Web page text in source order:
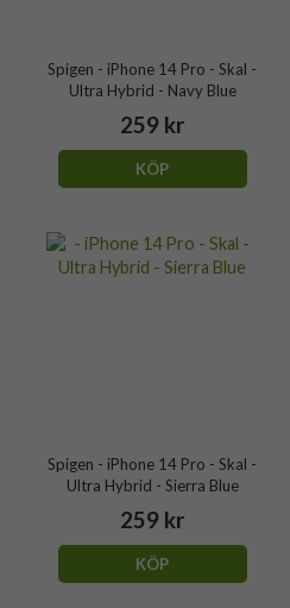
Spigen - iPhone 14 Pro - Skal -
Ultra Hybrid - Navy Blue
259 kr
KÖP
Spigen - iPhone 14 Pro - Skal -
Ultra Hybrid - Sierra Blue
259 kr
KÖP